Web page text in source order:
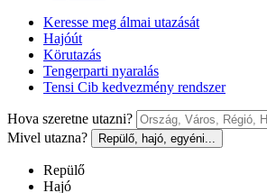
Keresse meg álmai utazását
Hajóút
Körutazás
Tengerparti nyaralás
Tensi Cib kedvezmény rendszer
Hova szeretne utazni?
Mivel utazna?
Repülő, hajó, egyéni...
Repülő
Hajó